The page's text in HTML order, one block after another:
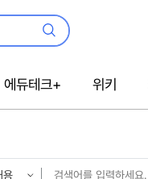
검
색
에듀테크+ 위키